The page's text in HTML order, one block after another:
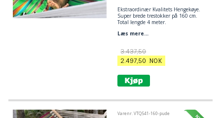
Ekstraordinær Kvalitets Hengekøye.
Super brede trestokker på 160 cm.
Total lengde 4 meter.
Stoff i 100% bomull.
vanlige.
Læs mere...
3.437,50
2.497,50 NOK
Varenr. VTQ541-160-pude